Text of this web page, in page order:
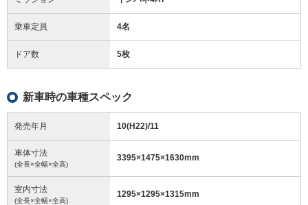
乗車定員 4名
ドア数 5枚
新車時の車種スペック
発売年月 10(H22)/11
車体寸法
(全長×全幅×全高)
3395×1475×1630mm
室内寸法
(全長×全幅×全高)
1295×1295×1315mm